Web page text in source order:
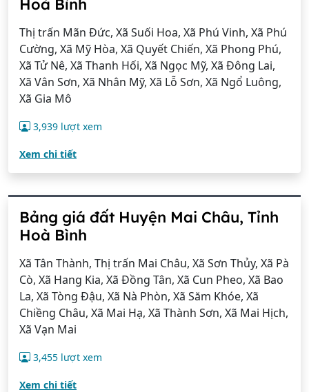
Hoà Bình
Thị trấn Mãn Đức, Xã Suối Hoa, Xã Phú Vinh, Xã Phú
Cường, Xã Mỹ Hòa, Xã Quyết Chiến, Xã Phong Phú,
Xã Tử Nê, Xã Thanh Hối, Xã Ngọc Mỹ, Xã Đông Lai,
Xã Vân Sơn, Xã Nhân Mỹ, Xã Lỗ Sơn, Xã Ngổ Luông,
Xã Gia Mô
3,939 lượt xem
Xem chi tiết
Bảng giá đất Huyện Mai Châu, Tỉnh
Hoà Bình
Xã Tân Thành, Thị trấn Mai Châu, Xã Sơn Thủy, Xã Pà
Cò, Xã Hang Kia, Xã Đồng Tân, Xã Cun Pheo, Xã Bao
La, Xã Tòng Đậu, Xã Nà Phòn, Xã Săm Khóe, Xã
Chiềng Châu, Xã Mai Hạ, Xã Thành Sơn, Xã Mai Hịch,
Xã Vạn Mai
3,455 lượt xem
Xem chi tiết